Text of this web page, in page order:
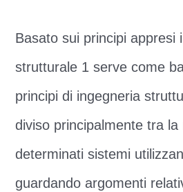
Basato sui principi appresi
strutturale 1 serve come
principi di ingegneria
diviso principalmente tra la
determinati sistemi
guardando argomenti